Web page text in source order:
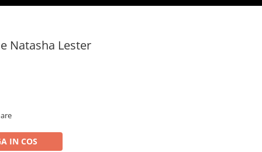
Natasha Lester
IN COS